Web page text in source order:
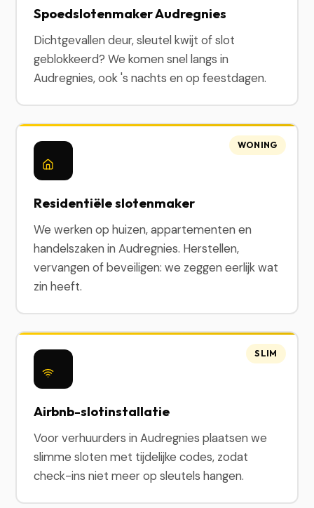
Spoedslotenmaker Audregnies
Dichtgevallen deur, sleutel kwijt of slot
geblokkeerd? We komen snel langs in
Audregnies, ook 's nachts en op feestdagen.
Residentiële slotenmaker
We werken op huizen, appartementen en
handelszaken in Audregnies. Herstellen,
vervangen of beveiligen: we zeggen eerlijk wat
zin heeft.
WONING
Airbnb-slotinstallatie
Voor verhuurders in Audregnies plaatsen we
slimme sloten met tijdelijke codes, zodat
check-ins niet meer op sleutels hangen.
SLIM